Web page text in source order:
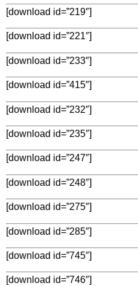
[download id=”219″]
[download id=”221″]
[download id=”233″]
[download id=”415″]
[download id=”232″]
[download id=”235″]
[download id=”247″]
[download id=”248″]
[download id=”275″]
[download id=”285″]
[download id=”745″]
[download id=”746″]